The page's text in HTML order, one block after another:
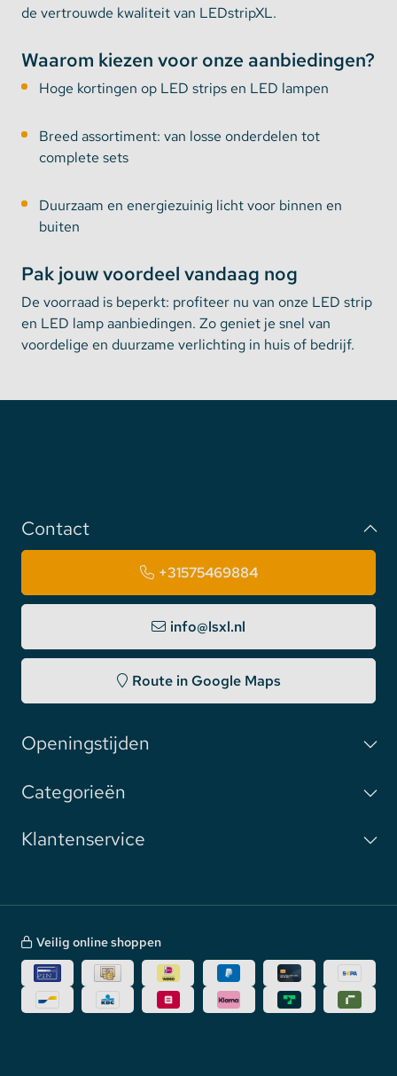
de vertrouwde kwaliteit van LEDstripXL.
Waarom kiezen voor onze aanbiedingen?
Hoge kortingen op LED strips en LED lampen
Breed assortiment: van losse onderdelen tot
complete sets
Duurzaam en energiezuinig licht voor binnen en
buiten
Pak jouw voordeel vandaag nog
De voorraad is beperkt: profiteer nu van onze LED strip
en LED lamp aanbiedingen. Zo geniet je snel van
voordelige en duurzame verlichting in huis of bedrijf.
Contact
+31575469884
info@lsxl.nl
Route in Google Maps
Openingstijden
Categorieën
Klantenservice
Veilig online shoppen